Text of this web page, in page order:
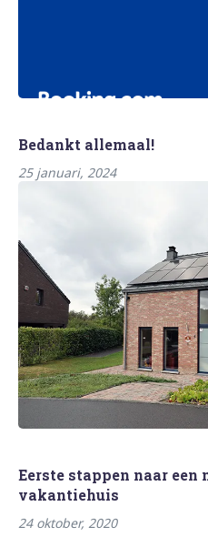
Bedankt allemaal!
25 januari, 2024
Eerste stappen naar een
vakantiehuis
24 oktober, 2020